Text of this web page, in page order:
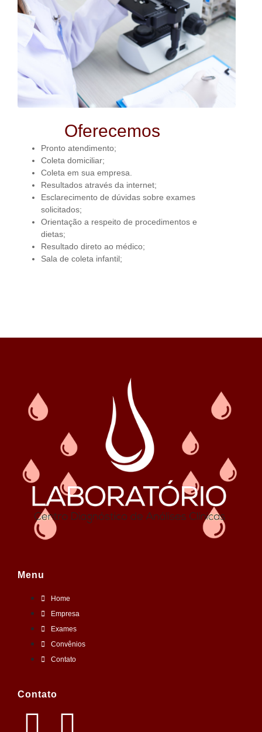
Oferecemos
Pronto atendimento;
Coleta domiciliar;
Coleta em sua empresa.
Resultados através da internet;
Esclarecimento de dúvidas sobre exames
solicitados;
Orientação a respeito de procedimentos e
dietas;
Resultado direto ao médico;
Sala de coleta infantil;
Menu
Home
Empresa
Exames
Convênios
Contato
Contato